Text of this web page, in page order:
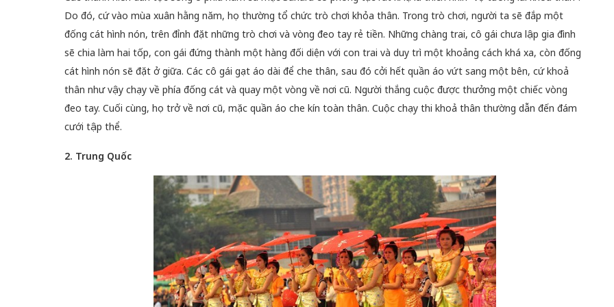
Do đó, cứ vào mùa xuân hằng năm, họ thường tổ chức trò chơi khỏa thân. Trong trò chơi, người ta sẽ đắp một
đống cát hình nón, trên đỉnh đặt những trò chơi và vòng đeo tay rẻ tiền. Những chàng trai, cô gái chưa lập gia đình
sẽ chia làm hai tốp, con gái đứng thành một hàng đối diện với con trai và duy trì một khoảng cách khá xa, còn đống
cát hình nón sẽ đặt ở giữa. Các cô gái gạt áo dài để che thân, sau đó cởi hết quần áo vứt sang một bên, cứ khoả
thân như vậy chạy về phía đống cát và quay một vòng về nơi cũ. Người thắng cuộc được thưởng một chiếc vòng
đeo tay. Cuối cùng, họ trở về nơi cũ, mặc quần áo che kín toàn thân. Cuộc chạy thi khoả thân thường dẫn đến đám
cưới tập thể.
2. Trung Quốc
Hà Nội vững bước vào
không gian phát triển
mới - Kỳ 5: Thủ đô qua
50 năm Việt Nam gia
nhập UNESCO: Khơi
nguồn nội lực văn hóa,
50 năm Việt Nam gia
nhập UNESCO: Khơi
nguồn nội lực văn hóa,
Việt Nam
50 năm Việt
nhập
nguồn nội lực